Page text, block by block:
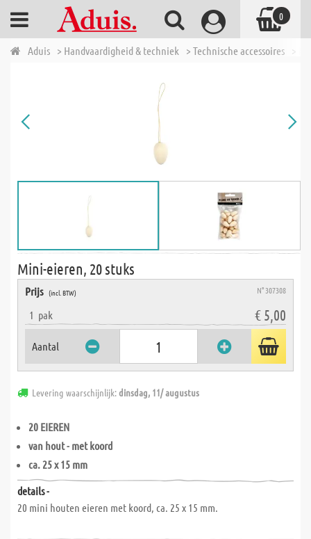
Aduis > Handvaardigheid & techniek > Technische accessoires >
Mini-eieren, 20 stuks
Prijs (incl. BTW) N° 307308
1 pak € 5,00
Aantal
Levering waarschijnlijk:dinsdag, 11/ augustus
20 EIEREN
van hout - met koord
ca. 25 x 15 mm
details -
20 mini houten eieren met koord, ca. 25 x 15 mm.
0